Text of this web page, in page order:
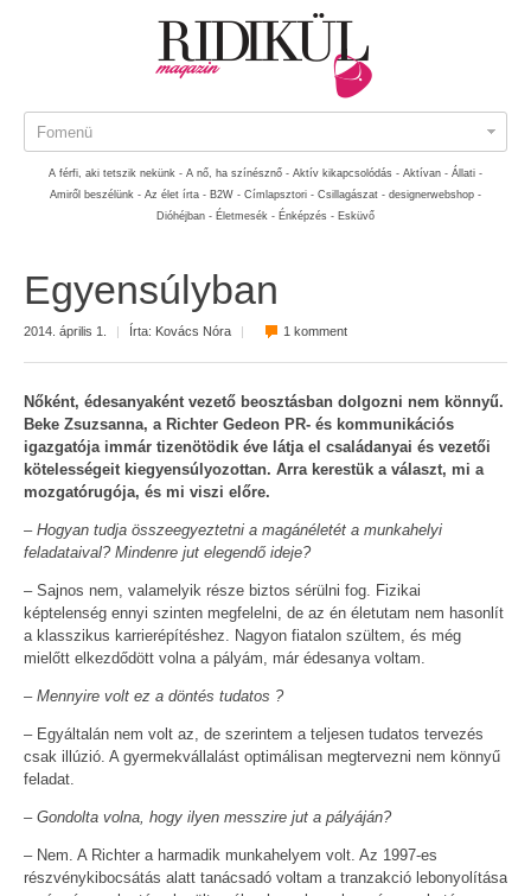
Fomenü
A férfi, aki tetszik nekünk - A nő, ha színésznő - Aktív kikapcsolódás - Aktívan - Állati -
Amiről beszélünk - Az élet írta - B2W - Címlapsztori - Csillagászat - designerwebshop -
Dióhéjban - Életmesék - Énképzés - Esküvő
Egyensúlyban
2014. április 1. | Írta: Kovács Nóra | 1 komment
Nőként, édesanyaként vezető beosztásban dolgozni nem könnyű.
Beke Zsuzsanna, a Richter Gedeon PR- és kommunikációs
igazgatója immár tizenötödik éve látja el családanyai és vezetői
kötelességeit kiegyensúlyozottan. Arra kerestük a választ, mi a
mozgatórugója, és mi viszi előre.
– Hogyan tudja összeegyeztetni a magánéletét a munkahelyi
feladataival? Mindenre jut elegendő ideje?
– Sajnos nem, valamelyik része biztos sérülni fog. Fizikai
képtelenség ennyi szinten megfelelni, de az én életutam nem hasonlít
a klasszikus karrierépítéshez. Nagyon fiatalon szültem, és még
mielőtt elkezdődött volna a pályám, már édesanya voltam.
– Mennyire volt ez a döntés tudatos ?
– Egyáltalán nem volt az, de szerintem a teljesen tudatos tervezés
csak illúzió. A gyermekvállalást optimálisan megtervezni nem könnyű
feladat.
– Gondolta volna, hogy ilyen messzire jut a pályáján?
– Nem. A Richter a harmadik munkahelyem volt. Az 1997-es
részvénykibocsátás alatt tanácsadó voltam a tranzakció lebonyolítása